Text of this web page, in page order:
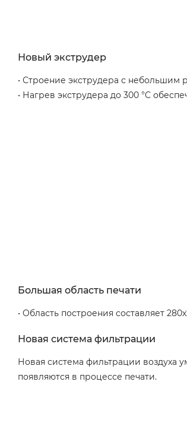
Новый экструдер
• Строение экструдера с
• Нагрев экструдера до 300 °C
Большая область печати
• Область построения составляет
Новая система фильтрации
Новая система фильтрации воздуха
появляются в процессе печати.